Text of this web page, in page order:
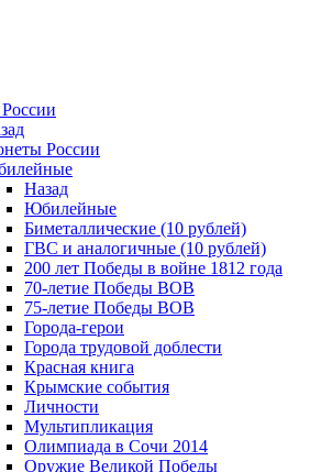
России
Назад
Юбилейные
Биметаллические (10 рублей)
ГВС и аналогичные (10 рублей)
200 лет Победы в войне 1812 года
70-летие Победы ВОВ
75-летие Победы ВОВ
Города-герои
Города трудовой доблести
Красная книга
Крымские события
Личности
Мультипликация
Олимпиада в Сочи 2014
Оружие Великой Победы